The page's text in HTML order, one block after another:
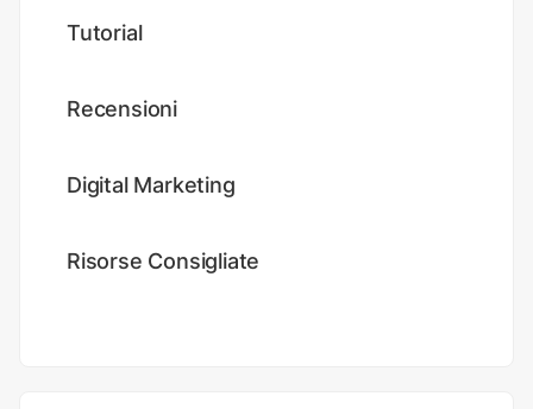
Tutorial
Recensioni
Digital Marketing
Risorse Consigliate